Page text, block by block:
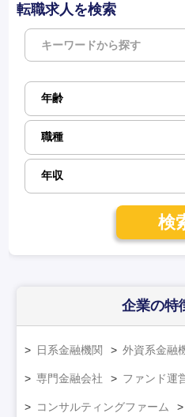
転職求人を検索
検
企業の特
日系金融機関 外資系金融
専門金融会社 ファンド運
コンサルティングファーム